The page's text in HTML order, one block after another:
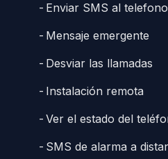
Enviar SMS al telefono
Mensaje emergente
Desviar las llamadas
Instalación remota
Ver el estado del
SMS de alarma a